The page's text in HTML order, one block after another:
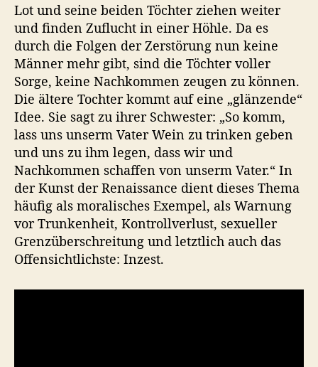
Lot und seine beiden Töchter ziehen weiter
und finden Zuflucht in einer Höhle. Da es
durch die Folgen der Zerstörung nun keine
Männer mehr gibt, sind die Töchter voller
Sorge, keine Nachkommen zeugen zu können.
Die ältere Tochter kommt auf eine „glänzende“
Idee. Sie sagt zu ihrer Schwester: „So komm,
lass uns unserm Vater Wein zu trinken geben
und uns zu ihm legen, dass wir und
Nachkommen schaffen von unserm Vater.“ In
der Kunst der Renaissance dient dieses Thema
häufig als moralisches Exempel, als Warnung
vor Trunkenheit, Kontrollverlust, sexueller
Grenzüberschreitung und letztlich auch das
Offensichtlichste: Inzest.